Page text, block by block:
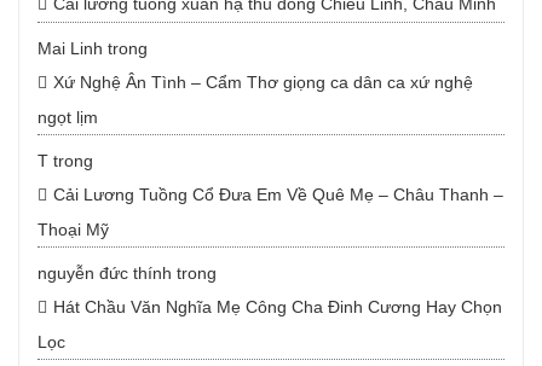
Mai Linh trong
Xứ Nghệ Ân Tình – Cẩm Thơ giọng ca dân ca xứ nghệ
ngọt lịm
T trong
Cải Lương Tuồng Cổ Đưa Em Về Quê Mẹ – Châu Thanh –
Thoại Mỹ
nguyễn đức thính trong
Hát Chầu Văn Nghĩa Mẹ Công Cha Đinh Cương Hay Chọn
Lọc